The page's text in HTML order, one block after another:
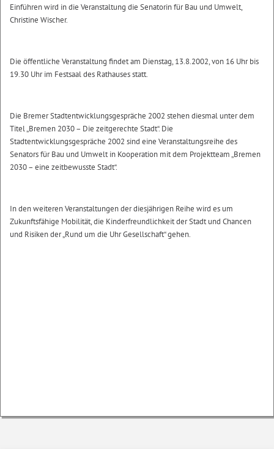
Einführen wird in die Veranstaltung die Senatorin für Bau und Umwelt,
Christine Wischer.
Die öffentliche Veranstaltung findet am Dienstag, 13.8.2002, von 16 Uhr bis
19.30 Uhr im Festsaal des Rathauses statt.
Die Bremer Stadtentwicklungsgespräche 2002 stehen diesmal unter dem
Titel „Bremen 2030 – Die zeitgerechte Stadt“. Die
Stadtentwicklungsgespräche 2002 sind eine Veranstaltungsreihe des
Senators für Bau und Umwelt in Kooperation mit dem Projektteam „Bremen
2030 – eine zeitbewusste Stadt“.
In den weiteren Veranstaltungen der diesjährigen Reihe wird es um
Zukunftsfähige Mobilität, die Kinderfreundlichkeit der Stadt und Chancen
und Risiken der „Rund um die Uhr Gesellschaft“ gehen.